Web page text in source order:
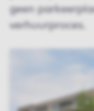
geen
verhuurproces.